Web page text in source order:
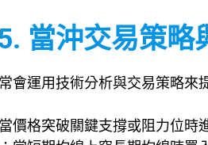
當沖交易策略
會運用技術分析與交易策略來
當價格突破關鍵支撐或阻力位時